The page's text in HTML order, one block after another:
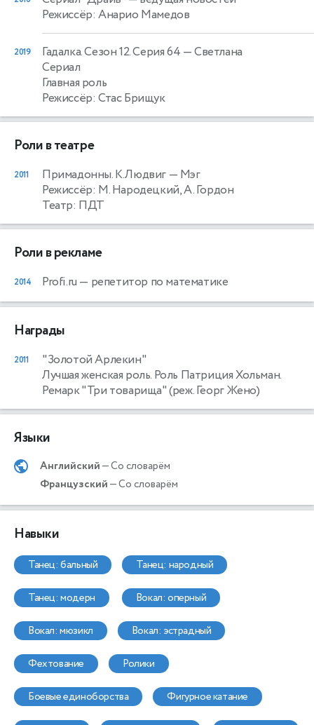
Режиссёр: Анарио Мамедов
2019 Гадалка. Сезон 12. Серия 64 — Светлана
Сериал
Главная роль
Режиссёр: Стас Брищук
Роли в театре
2011 Примадонны. К.Людвиг — Мэг
Режиссёр: М. Народецкий, А. Гордон
Театр: ПДТ
Роли в рекламе
2014 Profi.ru — репетитор по математике
Награды
2011
"Золотой Арлекин"
Лучшая женская роль. Роль Патриция Хольман.
Ремарк "Три товарища" (реж. Георг Жено)
Языки
Английский— Со словарём
Французский— Со словарём
Навыки
танец: бальный танец: народный
танец: модерн вокал: оперный
вокал: мюзикл вокал: эстрадный
фехтование ролики
боевые единоборства фигурное катание